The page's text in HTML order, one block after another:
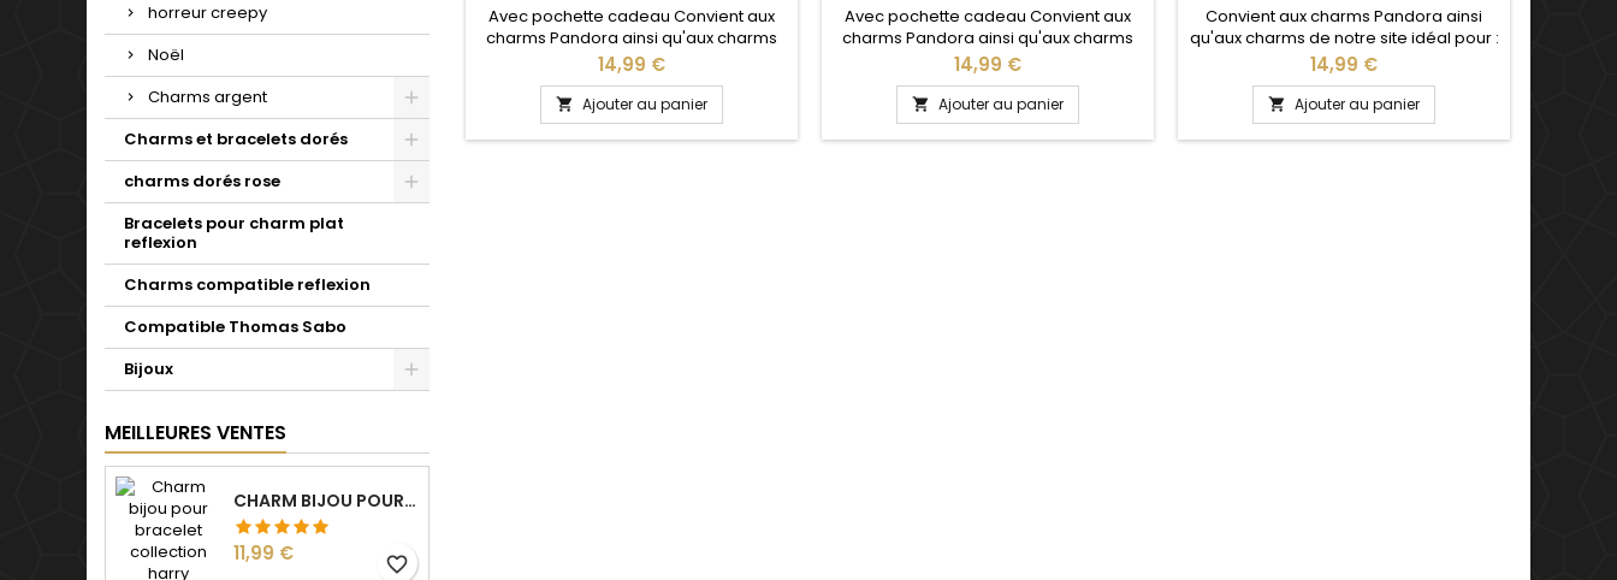
horreur creepy
Noël
Charms argent
Charms et bracelets dorés
charms dorés rose
Bracelets pour charm plat
reflexion
Charms compatible reflexion
Compatible Thomas Sabo
Bijoux
MEILLEURES VENTES
CHARM BIJOU POUR BRACELET COLLECTION HARRY
Prix
11,99 € favorite_border
Avec pochette cadeau Convient aux
charms Pandora ainsi qu'aux charms
de notre site idéal pour : Noël, Saint
Valentin, anniversaire, anniversaire de
mariage La partie ajustable se détache
d'un coté pour passer les charms par
simple pression sur le bouton Ajustable
Prix
14,99 €
 Ajouter au panier
Avec pochette cadeau Convient aux
charms Pandora ainsi qu'aux charms
de notre site idéal pour : Noël, Saint
Valentin, anniversaire, anniversaire de
mariage La partie ajustable se détache
d'un coté pour passer les charms par
simple pression sur le bouton Ajustable
Prix
14,99 €
 Ajouter au panier
Convient aux charms Pandora ainsi
qu'aux charms de notre site idéal pour :
Noël, Saint Valentin, anniversaire,
anniversaire de mariage La partie
ajustable se détache d'un coté pour
passer les charms par simple pression
sur le bouton Ajustable pour tous les
Prix
14,99 €
 Ajouter au panier